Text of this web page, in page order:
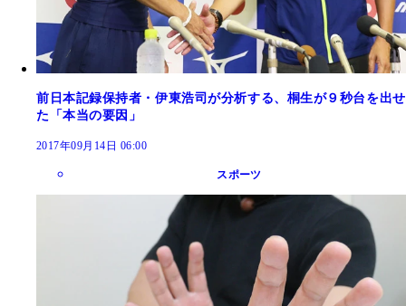
前日本記録保持者・伊東浩司が分析する、桐生が９秒台を出せ
た「本当の要因」
2017年09月14日 06:00
スポーツ